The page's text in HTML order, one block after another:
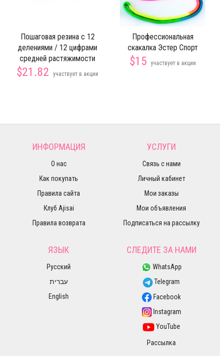
Пошаговая резина с 12
делениями / 12 цифрами
средней растяжимости
$21.82 участвует в акции
Профессиональная
скакалка Эстер Спорт
$15 участвует в акции
ИНФОРМАЦИЯ
О нас
Как покупать
Правила сайта
Клуб Ajisai
Правила возврата
УСЛУГИ
Связь с нами
Личный кабинет
Мои заказы
Мои объявления
Подписаться на рассылку
ЯЗЫК
Русский
עברית
English
СЛЕДИТЕ ЗА НАМИ
WhatsApp
Telegram
Facebook
Instagram
YouTube
Рассылка